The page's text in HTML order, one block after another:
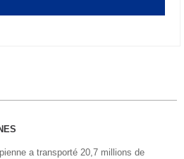
a transporté 20,7 millions de